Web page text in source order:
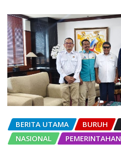
BERITA UTAMA BURUH
NASIONAL
PEMERINTAHAN